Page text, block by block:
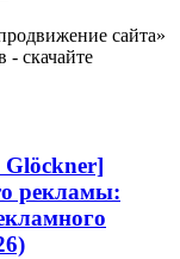
сайта»
скачайте
Glöckner]
рекламы: